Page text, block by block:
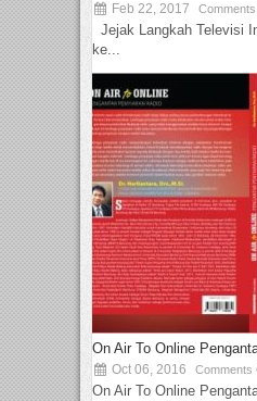
Feb 22, 2017
Jejak Langkah Televisi
ke...
On Air To Online
Oct 06, 2016 Comments
On Air To Online